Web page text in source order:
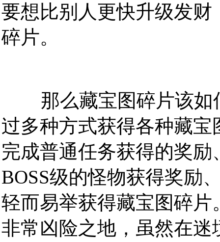
要想比别人更快升级发
碎片。
那么藏宝图碎片该如
过多种方式获得各种藏
完成普通任务获得的奖
BOSS级的怪物获得奖励
轻而易举获得藏宝图碎
非常凶险之地，虽然在